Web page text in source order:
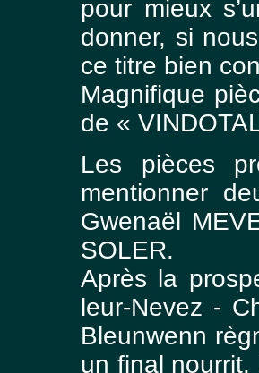
pour mieux
donner, si
ce titre bien
Magnifique
de «
Les pièces
mentionner
Gwenaël
SOLER.
Après la
leur-Nevez -
Bleunwenn
un final